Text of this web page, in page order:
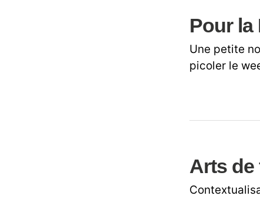
Pour la
Une petite
picoler le
Arts de